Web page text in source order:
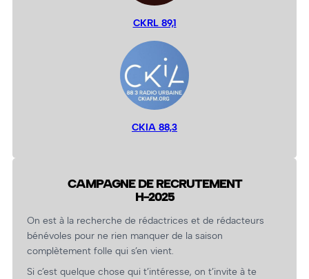
CKRL 89,1
CKIA 88,3
CAMPAGNE DE RECRUTEMENT
H-2025
On est à la recherche de rédactrices et de rédacteurs
bénévoles pour ne rien manquer de la saison
complètement folle qui s’en vient.
Si c’est quelque chose qui t’intéresse, on t’invite à te